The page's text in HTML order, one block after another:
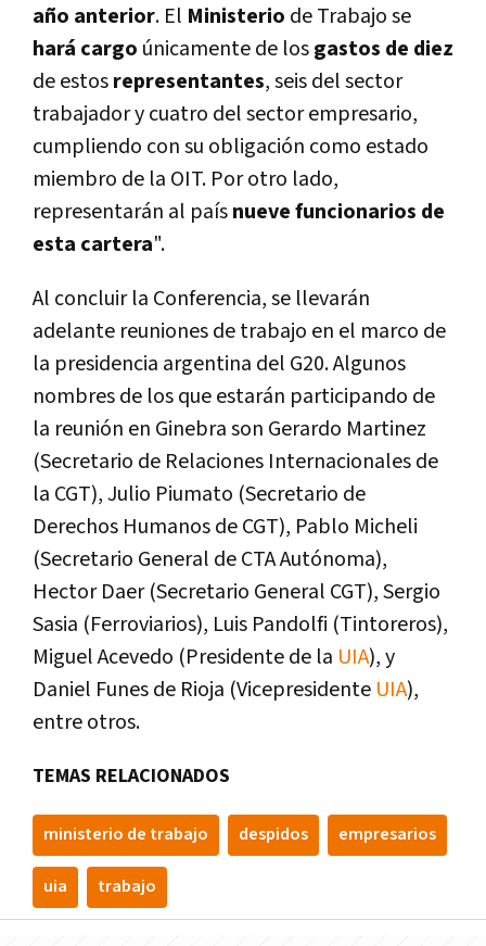
año anterior. El Ministerio de Trabajo se
hará cargo únicamente de losgastos de diez
de estosrepresentantes, seis del sector
trabajador y cuatro del sector empresario,
cumpliendo con su obligación como estado
miembro de la OIT. Por otro lado,
representarán al paí­snueve funcionarios de
esta cartera".
Al concluir la Conferencia, se llevarán
adelante reuniones de trabajo en el marco de
la presidencia argentina del G20. Algunos
nombres de los que estarán participando de
la reunión en Ginebra son Gerardo Martinez
(Secretario de Relaciones Internacionales de
la CGT), Julio Piumato (Secretario de
Derechos Humanos de CGT), Pablo Micheli
(Secretario General de CTA Autónoma),
Hector Daer (Secretario General CGT), Sergio
Sasia (Ferroviarios), Luis Pandolfi (Tintoreros),
Miguel Acevedo (Presidente de la UIA), y
Daniel Funes de Rioja (Vicepresidente UIA),
entre otros.
TEMAS RELACIONADOS
ministerio de trabajo despidos empresarios
uia trabajo